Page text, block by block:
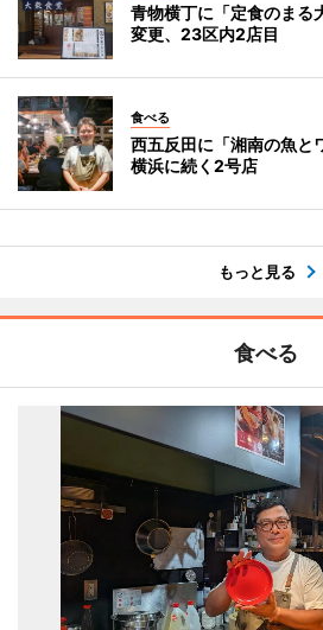
青物横丁に「定食のま
変更、23区内2店目
食べる
西五反田に「湘南の魚
横浜に続く2号店
もっと見る
食べる